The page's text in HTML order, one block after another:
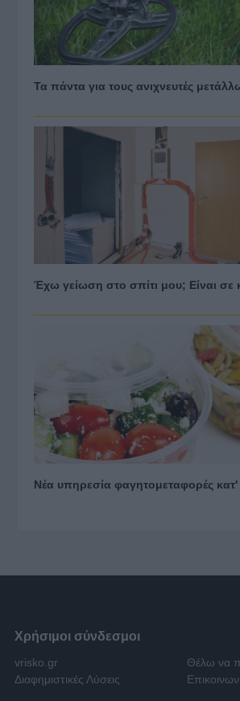
Τα πάντα για τους ανιχνευτές
Έχω γείωση στο σπίτι μου; Είναι σε
Νέα υπηρεσία φαγητομεταφορές κατ'
Χρήσιμοι σύνδεσμοι
vrisko.gr
Θέλω να
Διαφημιστικές Λύσεις